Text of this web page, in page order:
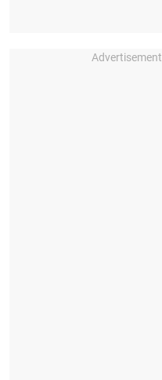
Advertisement